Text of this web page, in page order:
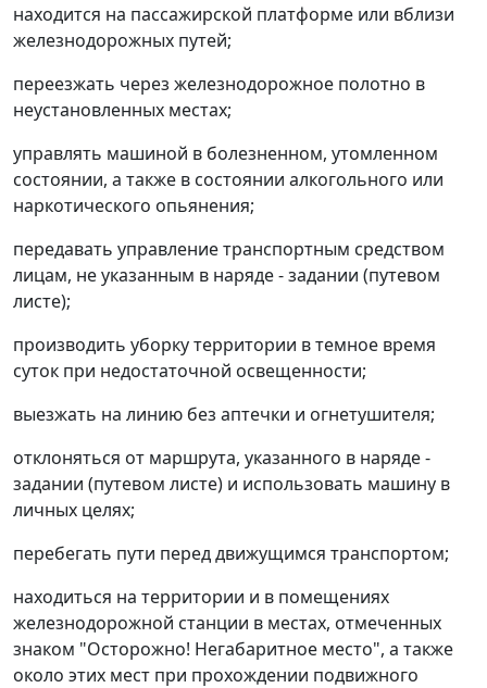
находится на пассажирской платформе или вблизи
железнодорожных путей;
переезжать через железнодорожное полотно в
неустановленных местах;
управлять машиной в болезненном, утомленном
состоянии, а также в состоянии алкогольного или
наркотического опьянения;
передавать управление транспортным средством
лицам, не указанным в наряде - задании (путевом
листе);
производить уборку территории в темное время
суток при недостаточной освещенности;
выезжать на линию без аптечки и огнетушителя;
отклоняться от маршрута, указанного в наряде -
задании (путевом листе) и использовать машину в
личных целях;
перебегать пути перед движущимся транспортом;
находиться на территории и в помещениях
железнодорожной станции в местах, отмеченных
знаком "Осторожно! Негабаритное место", а также
около этих мест при прохождении подвижного